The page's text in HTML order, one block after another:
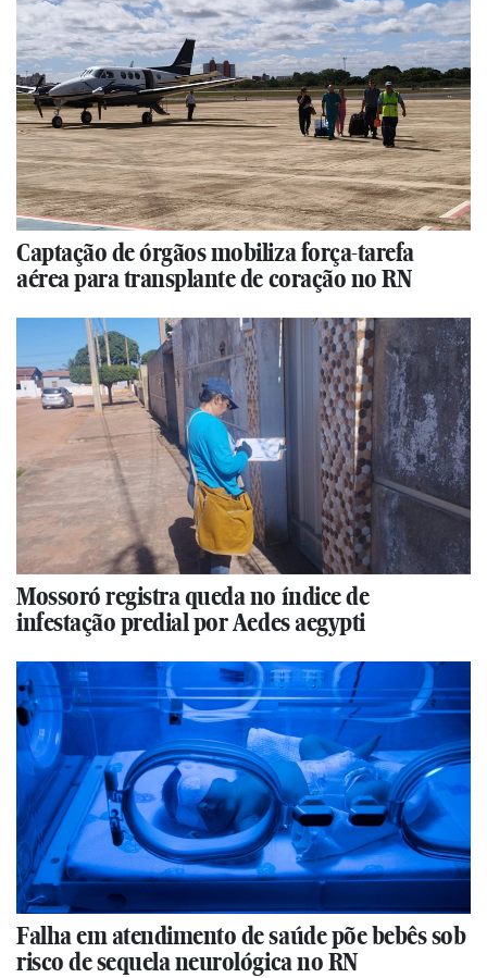
Captação de órgãos mobiliza força-tarefa
aérea para transplante de coração no RN
Mossoró registra queda no índice de
infestação predial por Aedes aegypti
Falha em atendimento de saúde põe bebês sob
risco de sequela neurológica no RN